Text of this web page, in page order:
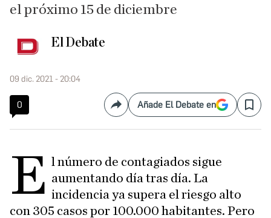
el próximo 15 de diciembre
El Debate
09 dic. 2021 - 20:04
0 CompartirAñade El Debate en Save
E l número de contagiados sigue
aumentando día tras día. La
incidencia ya supera el riesgo alto
con 305 casos por 100.000 habitantes. Pero